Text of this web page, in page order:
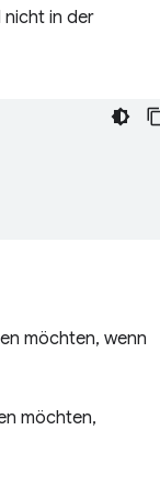
nicht in der
möchten, wenn
möchten,